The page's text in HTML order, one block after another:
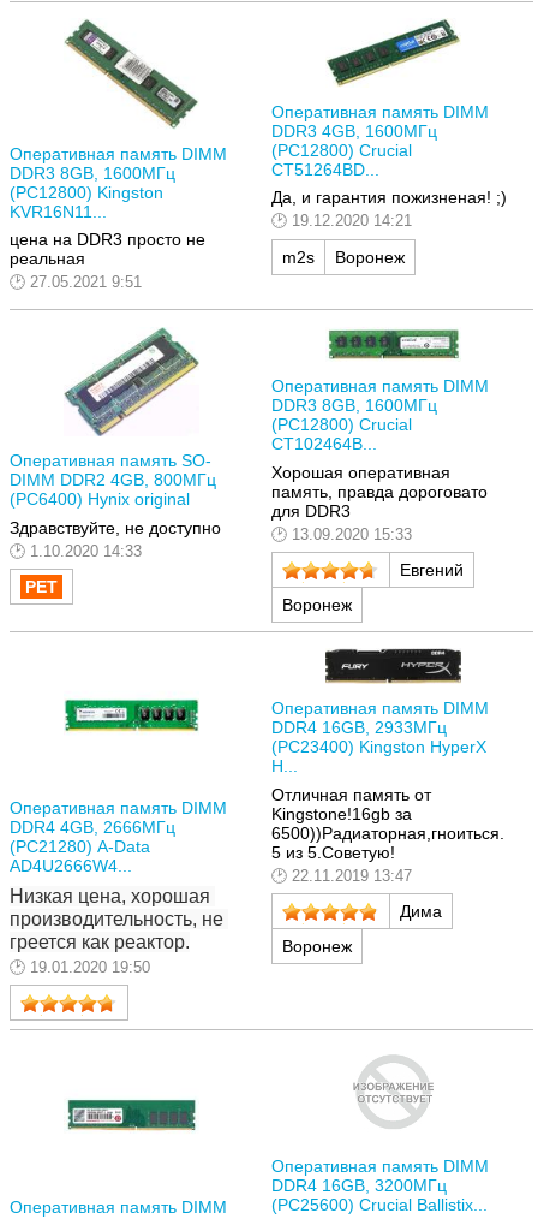
Оперативная память DIMM
DDR3 8GB, 1600МГц
(PC12800) Kingston
KVR16N11...
цена на DDR3 просто не
реальная
27.05.2021 9:51
Оперативная память DIMM
DDR3 4GB, 1600МГц
(PC12800) Crucial
CT51264BD...
Да, и гарантия пожизненая! ;)
19.12.2020 14:21
m2s Воронеж
Оперативная память SO-
DIMM DDR2 4GB, 800МГц
(PC6400) Hynix original
Здравствуйте, не доступно
1.10.2020 14:33
Оперативная память DIMM
DDR3 8GB, 1600МГц
(PC12800) Crucial
CT102464B...
Хорошая оперативная
память, правда дороговато
для DDR3
13.09.2020 15:33
Евгений
Воронеж
Оперативная память DIMM
DDR4 4GB, 2666МГц
(PC21280) A-Data
AD4U2666W4...
Низкая цена, хорошая
производительность, не
греется как реактор.
19.01.2020 19:50
Оперативная память DIMM
DDR4 16GB, 2933МГц
(PC23400) Kingston HyperX
H...
Отличная память от
Kingstone!16gb за
6500))Радиаторная,гноиться.
5 из 5.Советую!
22.11.2019 13:47
Дима
Воронеж
Оперативная память DIMM
Оперативная память DIMM
DDR4 16GB, 3200МГц
(PC25600) Crucial Ballistix...